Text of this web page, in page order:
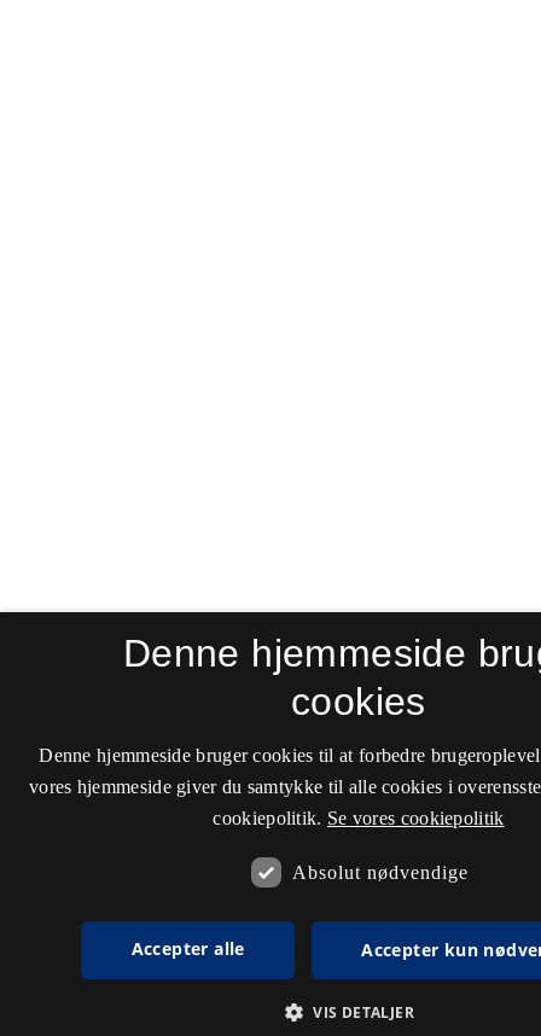
Denne hjemmeside
cookies
Denne hjemmeside bruger cookies til at forbedre
vores hjemmeside giver du samtykke til alle cookies i
cookiepolitik. Se vores cookiepolitik
Absolut nødvendige
Accepter alle Accepter kun
VIS DETALJER